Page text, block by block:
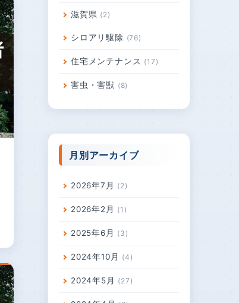
滋賀県 2
シロアリ駆除 76
住宅メンテナンス 17
害虫・害獣 8
月別アーカイブ
2026年7月 2
2026年2月 1
2025年6月 3
2024年10月 4
2024年5月 27